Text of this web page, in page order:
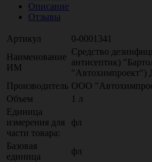
Описание
Отзывы
Артикул
0-0001341
Наименование
ИМ
Средство
антисептик)
"Автохимпроект")
Производитель ООО
Объем
1 л
Единица
измерения для
части товара:
фл
Базовая
единица
фл